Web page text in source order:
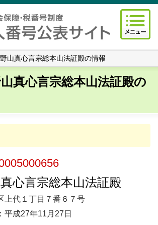
山真心言宗総本山法証殿の情報
真心言宗総本山法証殿の
心言宗総本山法証殿
上代１丁目７番６７号
平成27年11月27日